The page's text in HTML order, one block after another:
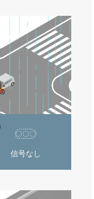
信号なし